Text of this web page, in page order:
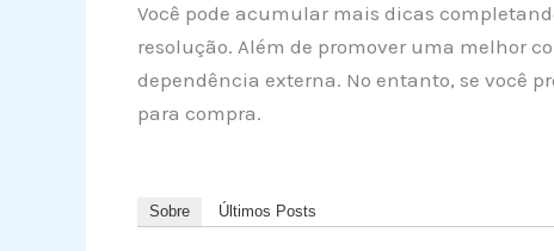
Você pode acumular mais dicas
resolução. Além de promover uma melhor
dependência externa. No entanto, se você
para compra.
Sobre Últimos Posts